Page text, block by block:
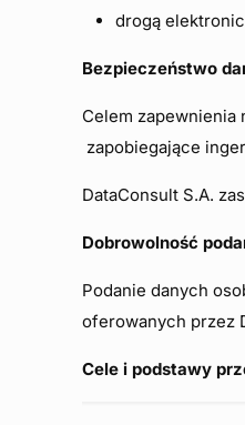
drogą
Bezpieczeństwo
Celem zapewnienia
zapobiegające
DataConsult S.A.
Dobrowolność
Podanie danych
oferowanych przez
Cele i podstawy